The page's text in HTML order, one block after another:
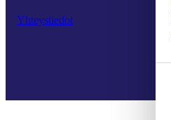
Yhteystiedot